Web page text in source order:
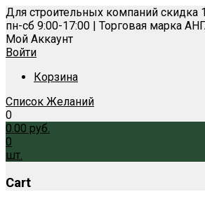
Для строительных компаний скидка
пн-сб 9:00-17:00 | Торговая марка
Мой Аккаунт
Войти
Корзина
Список Желаний
0
0.00 руб.
0
шт.
Cart